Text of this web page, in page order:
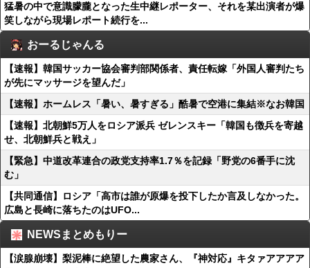
猛暑の中で意識朦朧となった生中継レポーター、それを某出演者が爆
笑しながら現場レポート続行を...
おーるじゃんる
【速報】韓国サッカー協会審判部関係者、責任転嫁「外国人審判たち
が先にマッサージを望んだ」
【速報】ホームレス「暑い、暑すぎる」酷暑で空港に集結※なお韓国
【速報】北朝鮮5万人をロシア派兵 ゼレンスキー「韓国も徴兵を寄越
せ、北朝鮮兵と戦え」
【緊急】中道改革連合の政党支持率1.7％を記録「野党の6番手に沈
む」
【共同通信】ロシア「高市は誰が原爆を投下したか言及しなかった。
広島と長崎に落ちたのはUFO...
NEWSまとめもりー
【涙腺崩壊】梨泥棒に絶望した農家さん、『神対応』キタァアアアア